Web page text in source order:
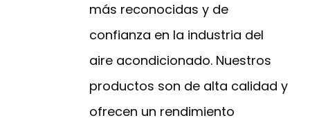
más reconocidas y de
confianza en la industria del
aire acondicionado. Nuestros
productos son de alta calidad y
ofrecen un rendimiento